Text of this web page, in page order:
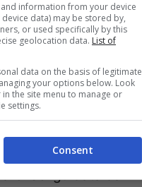
ti basta
Sei guidata dal
information from your device
data) may be stored by,
or used specifically by this
geolocation data. List of
data on the basis of legitimate
your options below. Look
the site menu to manage or
settings.
Consent